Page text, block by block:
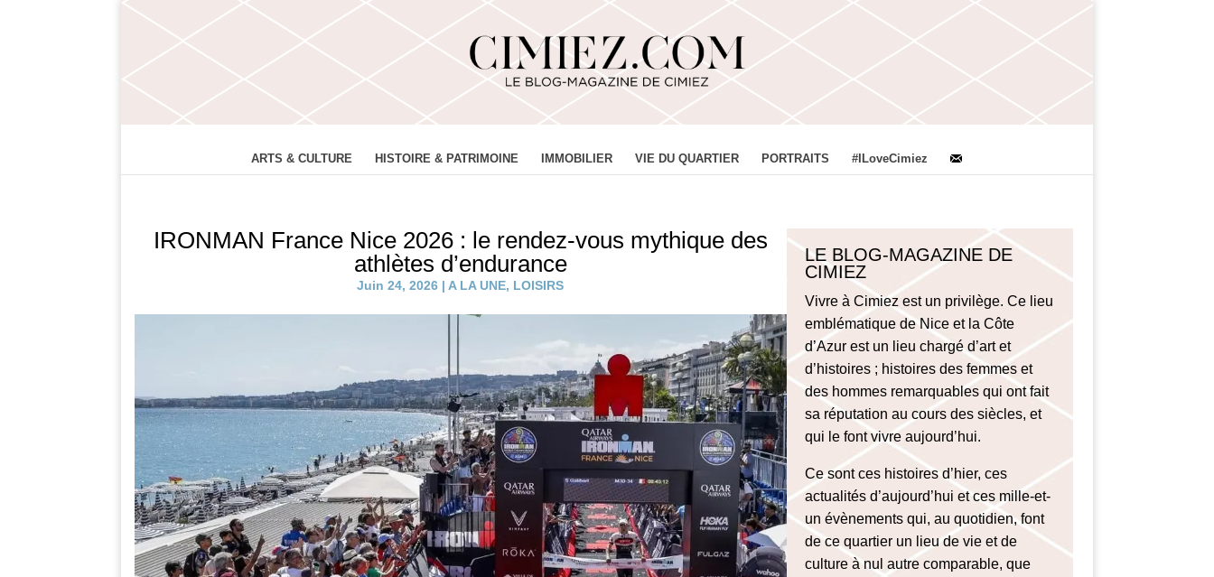
ARTS & CULTURE HISTOIRE & PATRIMOINE IMMOBILIER VIE DU QUARTIER PORTRAITS #ILoveCimiez
IRONMAN France Nice 2026 : le rendez-vous mythique des
athlètes d’endurance
Juin 24, 2026 | A LA UNE, LOISIRS
LE BLOG-MAGAZINE DE
CIMIEZ
Vivre à Cimiez est un privilège. Ce lieu
emblématique de Nice et la Côte
d’Azur est un lieu chargé d’art et
d’histoires ; histoires des femmes et
des hommes remarquables qui ont fait
sa réputation au cours des siècles, et
qui le font vivre aujourd’hui.
Ce sont ces histoires d’hier, ces
actualités d’aujourd’hui et ces mille-et-
un évènements qui, au quotidien, font
de ce quartier un lieu de vie et de
culture à nul autre comparable, que